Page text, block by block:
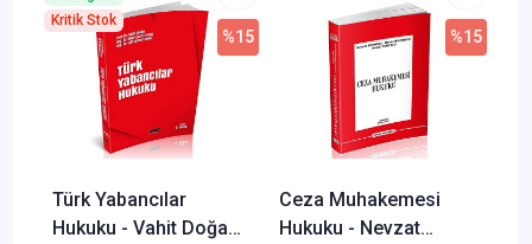
Türk Yabancılar
Hukuku - Vahit Doğan,
%15
Kritik Stok
Ceza Muhakemesi
Hukuku - Nevzat
%15